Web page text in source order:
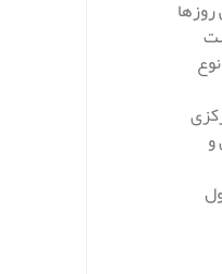
روزها